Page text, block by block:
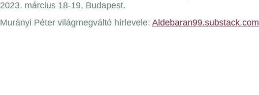
2023. március 18-19, Budapest.
Murányi Péter világmegváltó hírlevele: Aldebaran99.substack.com